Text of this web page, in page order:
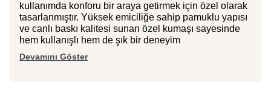
kullanımda konforu bir araya getirmek için özel olarak
tasarlanmıştır. Yüksek emiciliğe sahip pamuklu yapısı
ve canlı baskı kalitesi sunan özel kumaşı sayesinde
hem kullanışlı hem de şık bir deneyim
Devamını Göster